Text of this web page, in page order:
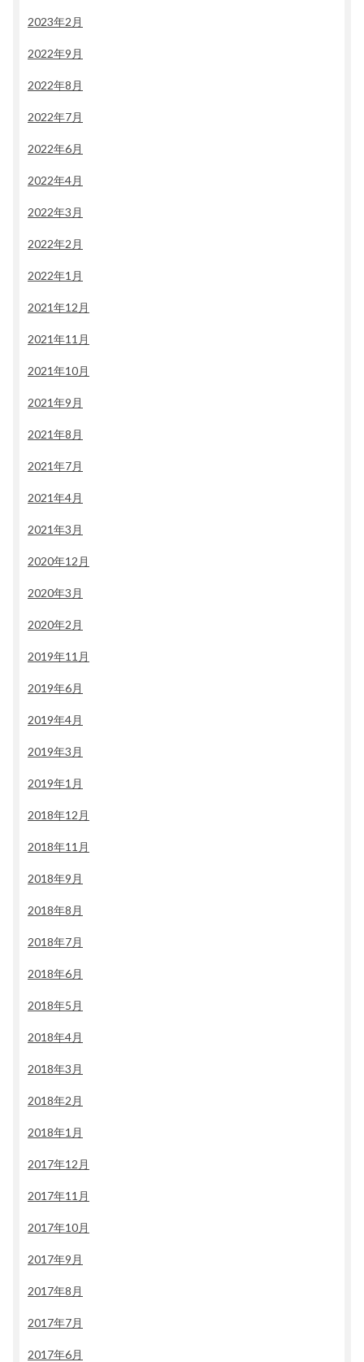
2023年2月
2022年9月
2022年8月
2022年7月
2022年6月
2022年4月
2022年3月
2022年2月
2022年1月
2021年12月
2021年11月
2021年10月
2021年9月
2021年8月
2021年7月
2021年4月
2021年3月
2020年12月
2020年3月
2020年2月
2019年11月
2019年6月
2019年4月
2019年3月
2019年1月
2018年12月
2018年11月
2018年9月
2018年8月
2018年7月
2018年6月
2018年5月
2018年4月
2018年3月
2018年2月
2018年1月
2017年12月
2017年11月
2017年10月
2017年9月
2017年8月
2017年7月
2017年6月